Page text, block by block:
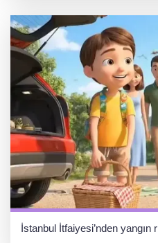
İstanbul İtfaiyesi’nden yangın